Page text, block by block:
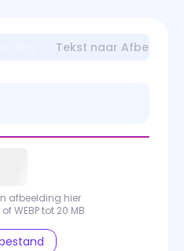
Tekst naar Afbeelding
afbeelding hier
of WEBP tot 20 MB